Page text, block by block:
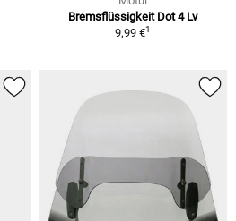
Bremsflüssigkeit Dot 4 Lv
9,99 €1